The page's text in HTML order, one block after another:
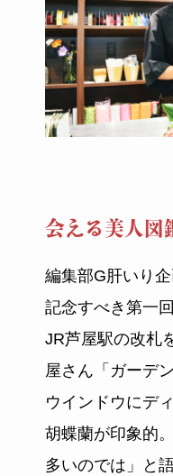
会える美人図
編集部G肝いり
記念すべき第一
JR芦屋駅の改札
屋さん「ガーデ
ウインドウにデ
胡蝶蘭が印象的
多いのでは」と